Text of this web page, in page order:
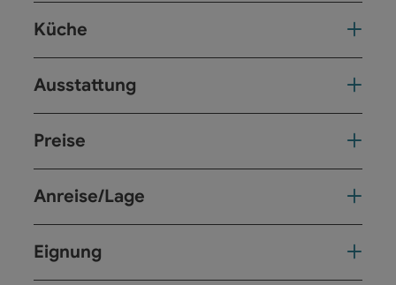
Küche
Ausstattung
Preise
Anreise/Lage
Eignung